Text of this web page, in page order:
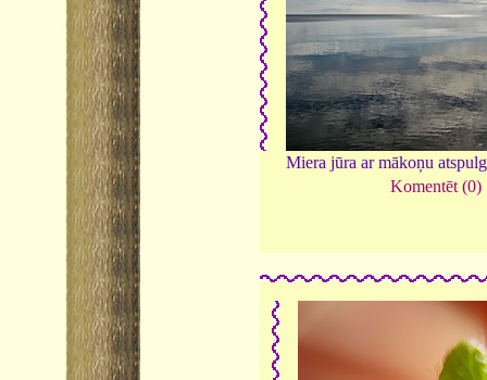
Miera jūra ar mākoņu
Komentēt (0)